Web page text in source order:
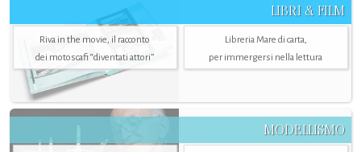
LIBRI & FILM
Riva in the movie, il racconto
dei motoscafi “diventati attori”
Libreria Mare di carta,
per immergersi nella lettura
MODELLISMO